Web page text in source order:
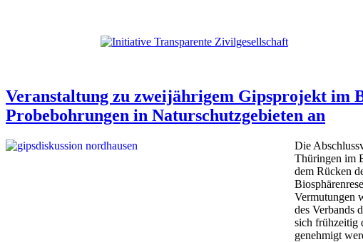
Veranstaltung zu zweijährigem Gipsprojekt im
Probebohrungen in Naturschutzgebieten an
Die
Thüringen im
dem Rücken
Vermutungen
des Verbands
sich frühzeitig
genehmigt